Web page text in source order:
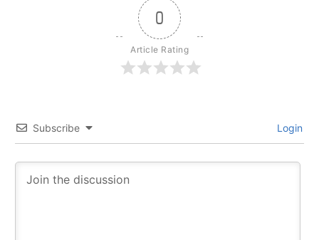
0
Article Rating
Subscribe Login